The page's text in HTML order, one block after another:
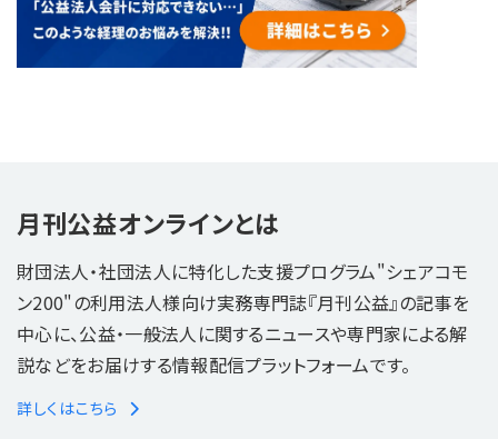
月刊公益オンラインとは
財団法人・社団法人に特化した支援プログラム"シェアコモ
ン200"の利用法人様向け実務専門誌『月刊公益』の記事を
中心に、公益・一般法人に関するニュースや専門家による解
説などをお届けする情報配信プラットフォームです。
詳しくはこちら